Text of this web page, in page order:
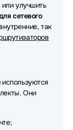
Fibo
Nvidia
Savant
JPC
Digma
или улучшить
сетевого
так
Они